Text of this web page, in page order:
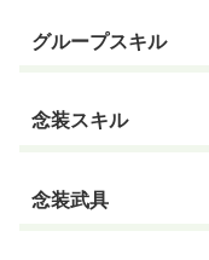
グループスキル
念装スキル
念装武具